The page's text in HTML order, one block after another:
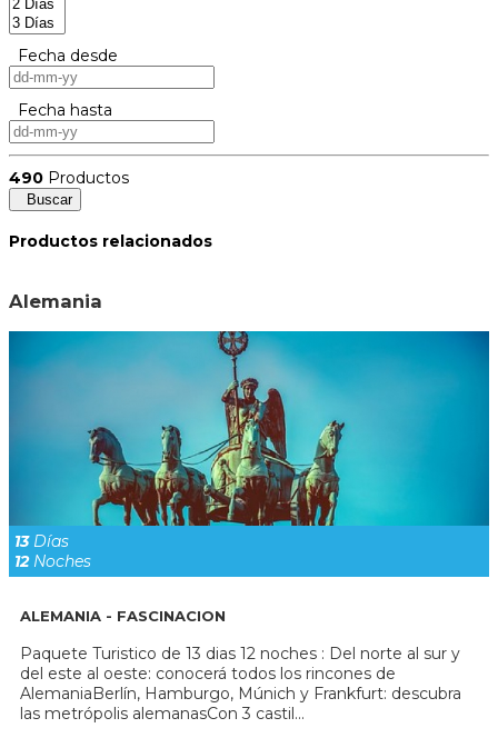
Fecha desde
Fecha hasta
490 Productos
Buscar
Productos relacionados
Alemania
13Días
12Noches
ALEMANIA - FASCINACION
Paquete Turistico de 13 dias 12 noches : Del norte al sur y
del este al oeste: conocerá todos los rincones de
AlemaniaBerlín, Hamburgo, Múnich y Frankfurt: descubra
las metrópolis alemanasCon 3 castil...